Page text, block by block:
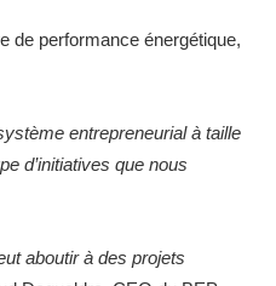
de performance énergétique,
entrepreneurial à taille
d’initiatives que nous
aboutir à des projets